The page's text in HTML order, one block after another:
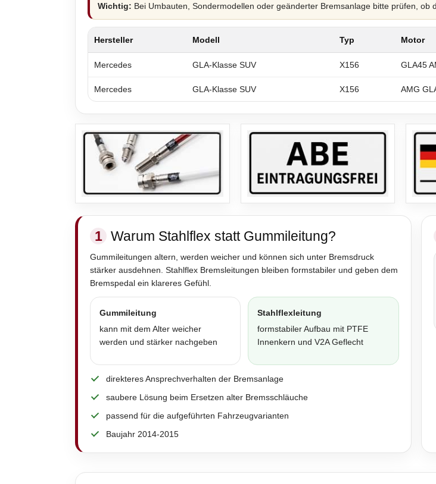
Wichtig: Bei Umbauten, Sondermodellen oder geänderter Bremsanlage bitte prüfen,
Hersteller Modell Typ Motor
Mercedes GLA-Klasse SUV X156 GLA45
Mercedes GLA-Klasse SUV X156 AMG
1 Warum Stahlflex statt Gummileitung?
Gummileitungen altern, werden weicher und können sich unter Bremsdruck
stärker ausdehnen. Stahlflex Bremsleitungen bleiben formstabiler und geben dem
Bremspedal ein klareres Gefühl.
Gummileitung
kann mit dem Alter weicher
werden und stärker nachgeben
Stahlflexleitung
formstabiler Aufbau mit PTFE
Innenkern und V2A Geflecht
direkteres Ansprechverhalten der Bremsanlage
saubere Lösung beim Ersetzen alter Bremsschläuche
passend für die aufgeführten Fahrzeugvarianten
Baujahr 2014-2015